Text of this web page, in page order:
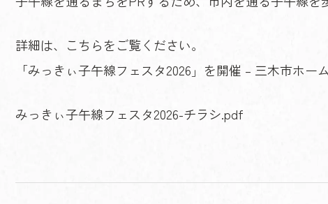
詳細は、こちらをご覧ください。
「みっきぃ子午線フェスタ2026」を開催 – 三木市ホー
みっきぃ子午線フェスタ2026-チラシ.pdf